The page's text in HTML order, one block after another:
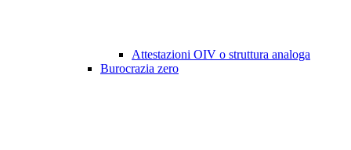
Attestazioni OIV o struttura analoga
Burocrazia zero